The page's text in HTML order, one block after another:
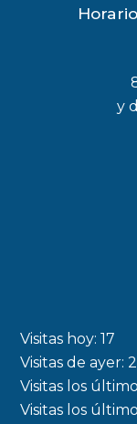
y
Visitas hoy:17
Visitas de ayer:
Visitas los
Visitas los